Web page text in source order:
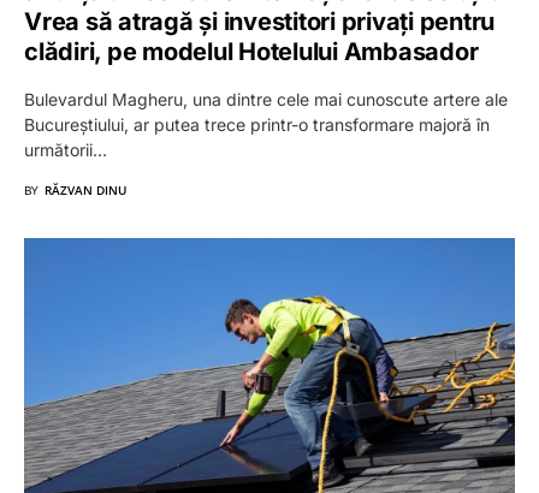
Vrea să atragă și investitori privați pentru
clădiri, pe modelul Hotelului Ambasador
Bulevardul Magheru, una dintre cele mai cunoscute artere ale
Bucureștiului, ar putea trece printr-o transformare majoră în
următorii…
BY RĂZVAN DINU